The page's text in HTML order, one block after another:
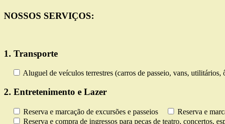
NOSSOS SERVIÇOS:
1. Transporte
Aluguel de veículos terrestres (carros de passeio, vans,
2. Entretenimento e Lazer
Reserva e marcação de excursões e passeios Reserva e
Reserva e compra de ingressos para peças de teatro, concertos,